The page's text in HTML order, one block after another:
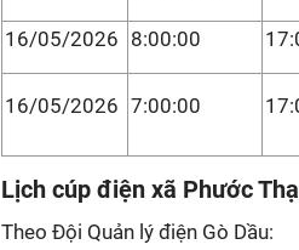
16/05/2026 8:00:00
16/05/2026 7:00:00
Lịch cúp điện xã Phước
Theo Đội Quản lý điện Gò Dầu: